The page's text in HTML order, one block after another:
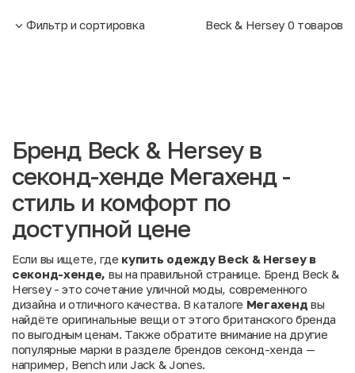
Фильтр и сортировка Beck & Hersey 0 товаров
Бренд Beck & Hersey в
секонд-хенде Мегахенд -
стиль и комфорт по
доступной цене
Если вы ищете, где купить одежду Beck & Hersey в
секонд-хенде, вы на правильной странице. Бренд Beck &
Hersey - это сочетание уличной моды, современного
дизайна и отличного качества. В каталоге Мегахенд вы
найдёте оригинальные вещи от этого британского бренда
по выгодным ценам. Также обратите внимание на другие
популярные марки в разделе брендов секонд-хенда —
например, Bench или Jack & Jones.